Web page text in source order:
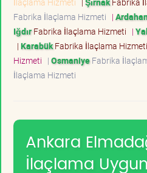
Fabrika İlaçlama Hizmeti |
IğdırFabrika İlaçlama Hizmeti |
| KarabükFabrika İlaçlama Hizmeti
Hizmeti | OsmaniyeFabrika
İlaçlama Hizmeti
Ankara
İlaçlama